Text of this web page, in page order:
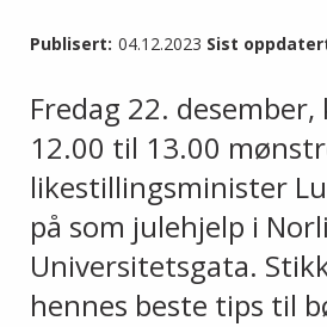
Publisert: 04.12.2023 Sist
Fredag 22. desember,
12.00 til 13.00
likestillingsminister
på som julehjelp i Norli
Universitetsgata.
hennes beste tips til